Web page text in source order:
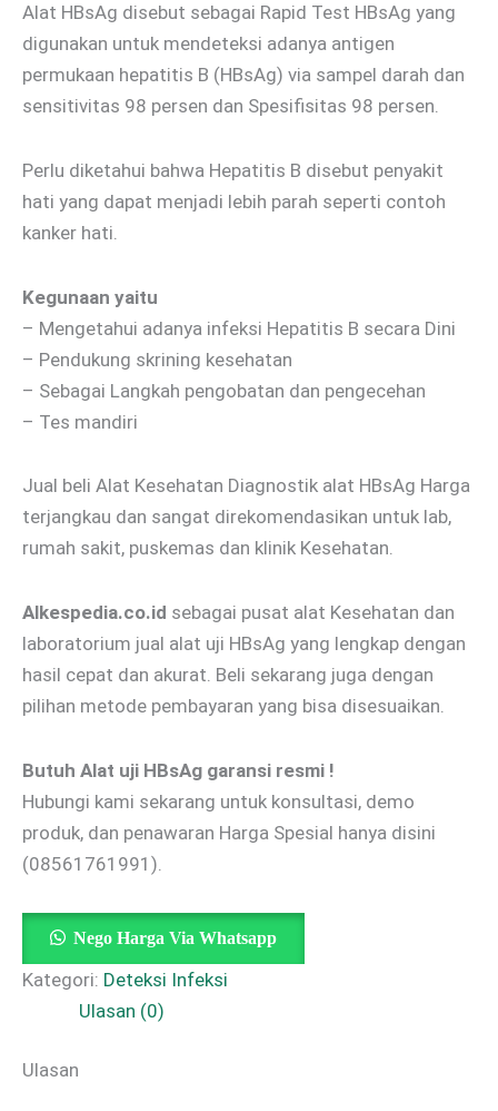
Alat HBsAg disebut sebagai Rapid Test HBsAg yang
digunakan untuk mendeteksi adanya antigen
permukaan hepatitis B (HBsAg) via sampel darah dan
sensitivitas 98 persen dan Spesifisitas 98 persen.
Perlu diketahui bahwa Hepatitis B disebut penyakit
hati yang dapat menjadi lebih parah seperti contoh
kanker hati.
Kegunaan yaitu
– Mengetahui adanya infeksi Hepatitis B secara Dini
– Pendukung skrining kesehatan
– Sebagai Langkah pengobatan dan pengecehan
– Tes mandiri
Jual beli Alat Kesehatan Diagnostik alat HBsAg Harga
terjangkau dan sangat direkomendasikan untuk lab,
rumah sakit, puskemas dan klinik Kesehatan.
Alkespedia.co.id sebagai pusat alat Kesehatan dan
laboratorium jual alat uji HBsAg yang lengkap dengan
hasil cepat dan akurat. Beli sekarang juga dengan
pilihan metode pembayaran yang bisa disesuaikan.
Butuh Alat uji HBsAg garansi resmi !
Hubungi kami sekarang untuk konsultasi, demo
produk, dan penawaran Harga Spesial hanya disini
(08561761991).
Nego Harga Via Whatsapp
Kategori: Deteksi Infeksi
Ulasan (0)
Ulasan